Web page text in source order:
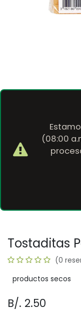
(08:00
Tostaditas
(0
productos secos
B/. 2.50